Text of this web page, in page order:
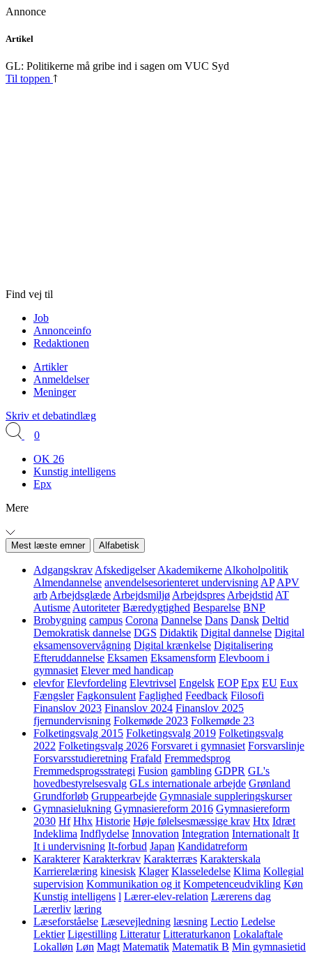
Annonce
Skip
content
Artikel
GL: Politikerne må gribe ind i sagen om VUC Syd
Til toppen
Find vej til
Job
Annonceinfo
Redaktionen
Artikler
Anmeldelser
Meninger
Skriv et debatindlæg
0
OK 26
Kunstig intelligens
Epx
Mere
Mest læste emner Alfabetisk
Adgangskrav Afskedigelser Akademikerne Alkoholpolitik
Almendannelse anvendelsesorienteret undervisning AP APV
arb Arbejdsglæde Arbejdsmiljø Arbejdspres Arbejdstid AT
Autisme Autoriteter Bæredygtighed Besparelse BNP
Brobygning campus Corona Dannelse Dans Dansk Deltid
Demokratisk dannelse DGS Didaktik Digital dannelse Digital
eksamensovervågning Digital krænkelse Digitalisering
Efteruddannelse Eksamen Eksamensform Elevboom i
gymnasiet Elever med handicap
elevfor Elevfordeling Elevtrivsel Engelsk EOP Epx EU Eux
Fængsler Fagkonsulent Faglighed Feedback Filosofi
Finanslov 2023 Finanslov 2024 Finanslov 2025
fjernundervisning Folkemøde 2023 Folkemøde 23
Folketingsvalg 2015 Folketingsvalg 2019 Folketingsvalg
2022 Folketingsvalg 2026 Forsvaret i gymnasiet Forsvarslinje
Forsvarsstudieretning Frafald Fremmedsprog
Fremmedsprogsstrategi Fusion gambling GDPR GL's
hovedbestyrelsesvalg GLs internationale arbejde Grønland
Grundforløb Gruppearbejde Gymnasiale suppleringskurser
Gymnasielukning Gymnasiereform 2016 Gymnasiereform
2030 Hf Hhx Historie Høje følelsesmæssige krav Htx Idræt
Indeklima Indflydelse Innovation Integration Internationalt It
It i undervisning It-forbud Japan Kandidatreform
Karakterer Karakterkrav Karakterræs Karakterskala
Karrierelæring kinesisk Klager Klasseledelse Klima Kollegial
supervision Kommunikation og it Kompetenceudvikling Køn
Kunstig intelligens l Lærer-elev-relation Lærerens dag
Lærerliv læring
Læseforståelse Læsevejledning læsning Lectio Ledelse
Lektier Ligestilling Litteratur Litteraturkanon Lokalaftale
Lokalløn Løn Magt Matematik Matematik B Min gymnasietid